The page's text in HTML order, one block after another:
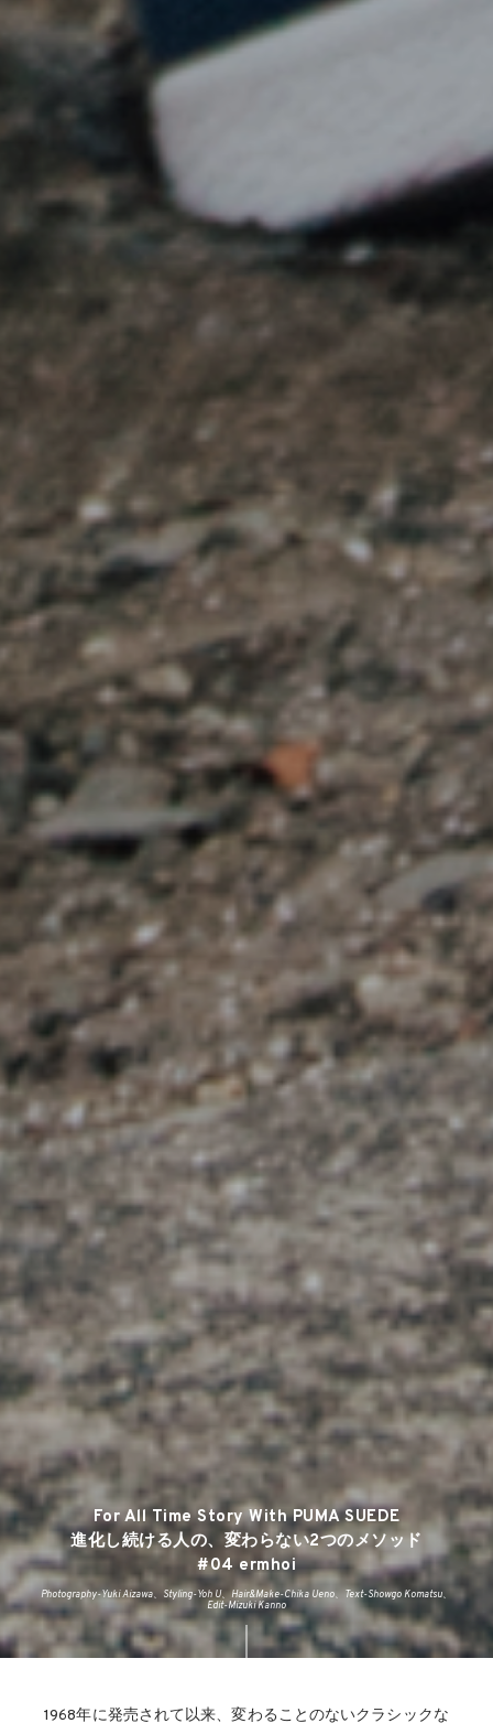
For All Time Story With PUMA SUEDE
進化し続ける人の、変わらない2つのメソッド
#04 ermhoi
Photography-Yuki Aizawa、Styling-Yoh U、Hair&Make-Chika Ueno、Text-Showgo Komatsu、
Edit-Mizuki Kanno
1968年に発売されて以来、変わることのないクラシックな